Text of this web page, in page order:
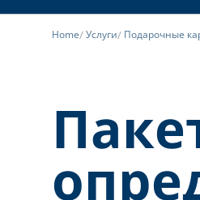
Home Услуги Подарочные